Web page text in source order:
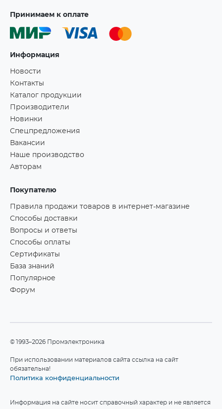
Принимаем к оплате
Информация
Новости
Контакты
Каталог продукции
Производители
Новинки
Спецпредложения
Вакансии
Наше производство
Авторам
Покупателю
Правила продажи товаров в интернет-магазине
Способы доставки
Вопросы и ответы
Способы оплаты
Сертификаты
База знаний
Популярное
Форум
©1993–2026 Промэлектроника
При использовании материалов сайта ссылка на сайт
обязательна!
Политика конфиденциальности
Информация на сайте носит справочный характер и не является